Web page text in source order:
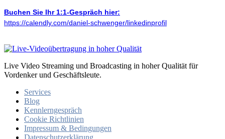
Buchen Sie Ihr 1:1-Gespräch hier:
https://calendly.com/daniel-schwenger/linkedinprofil
Live Video Streaming und Broadcasting in hoher Qualität für
Vordenker und Geschäftsleute.
Services
Blog
Kennlerngespräch
Cookie Richtlinien
Impressum & Bedingungen